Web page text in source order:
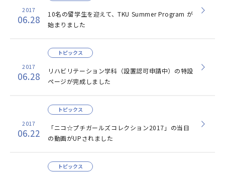
2017
06.28
10名の留学生を迎えて、TKU Summer Program が
始まりました
2017
06.28
リハビリテーション学科（設置認可申請中）の特設
ページが完成しました
トピックス
2017
06.22
「ニコ☆プチガールズコレクション2017」の当日
の動画がUPされました
トピックス
トピックス